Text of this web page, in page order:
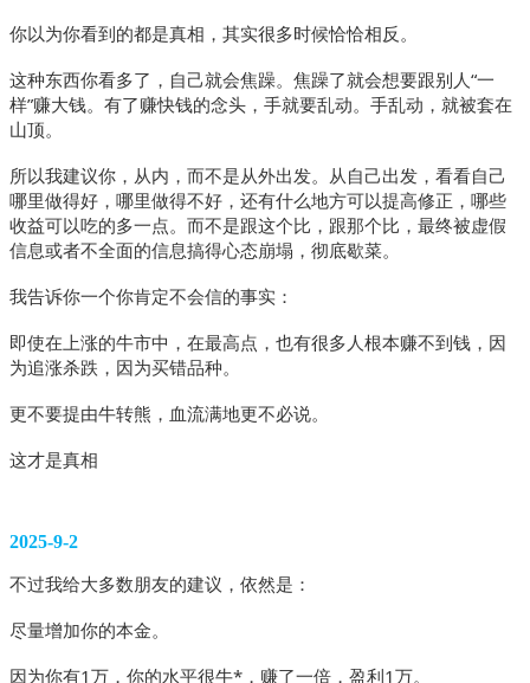
你以为你看到的都是真相，其实很多时候恰恰相反。
这种东西你看多了，自己就会焦躁。焦躁了就会想要跟别人“一
样”赚大钱。有了赚快钱的念头，手就要乱动。手乱动，就被套在
山顶。
所以我建议你，从内，而不是从外出发。从自己出发，看看自己
哪里做得好，哪里做得不好，还有什么地方可以提高修正，哪些
收益可以吃的多一点。而不是跟这个比，跟那个比，最终被虚假
信息或者不全面的信息搞得心态崩塌，彻底歇菜。
我告诉你一个你肯定不会信的事实：
即使在上涨的牛市中，在最高点，也有很多人根本赚不到钱，因
为追涨杀跌，因为买错品种。
更不要提由牛转熊，血流满地更不必说。
这才是真相
2025-9-2
不过我给大多数朋友的建议，依然是：
尽量增加你的本金。
因为你有1万，你的水平很牛*，赚了一倍，盈利1万。